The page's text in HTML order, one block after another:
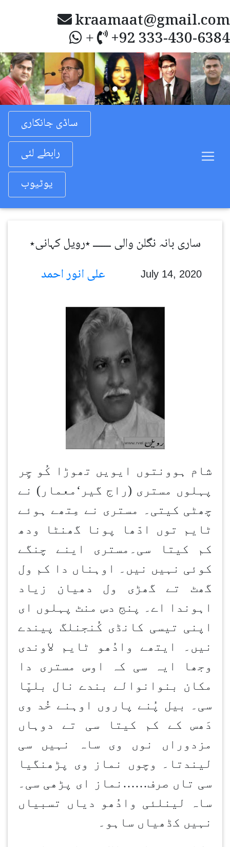
kraamaat@gmail.com
+ +92 333-430-6384
Previous
ساڈی جانکاری
رابطے لئی
یوٹیوب
ساری بانہ نگلن والی ـــــــ ٭رویل کہانی٭
July 14, 2020
شام ہوون توں ایویں تھوڑا کُو چِر
پہلوں مستری (راج گیر ‘ معمار) نے
چھٹی کیتی۔ مستری نے مِتھے ہوئے
ٹایم توں ادّھا پونا گھنٹا ودھ
کم کیتا سی۔مستری اینے چنگے
کوئی نہیں نیں۔ اوہناں دا کم ول
گھٹ تے گھڑی ول دھیان زیاد
اہوندا اے۔ پنج دس منٹ پہلوں ای
اپنی تیسی کانڈی کُنجن لگ پیندے
نیں۔ ایتھے وادُھو ٹایم لاون دی
وجھا ایہ سی کہ اوس مستری دا
مکان بنوان والے بندے نال بلپّا
سی۔ بیل پُنے پاروں اوہنے خُد وی
دَھس کے کم کیتا سی تے دوہاں
مزدوراں نوں وی ساہ نہیں سی
لین دتا۔ وچوں نماز وی پڑھن گیا
سی تاں صرف…… نماز ای پڑھی سی۔
ساہ لین لئی وادُھو دیاں تسبیاں
نہیں کڈھیاں ساہو۔